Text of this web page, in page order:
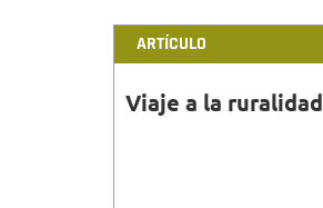
ARTÍCULO
Viaje a la ruralidad